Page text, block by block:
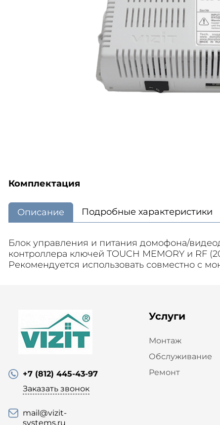
Комплектация
Описание Подробные характеристики
Блок управления и питания домофона/
контроллера ключей TOUCH MEMORY и RF
Рекомендуется использовать совместно с
+7 (812) 445-43-97
Заказать звонок
mail@vizit-
systems.ru
Услуги
Монтаж
Обслуживание
Ремонт